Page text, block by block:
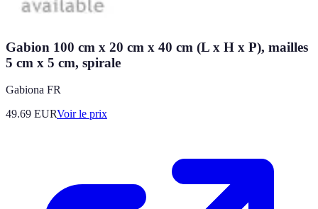
Gabion 100 cm x 20 cm x 40 cm (L x H x P), mailles
5 cm x 5 cm, spirale
Gabiona FR
49.69 EURVoir le prix